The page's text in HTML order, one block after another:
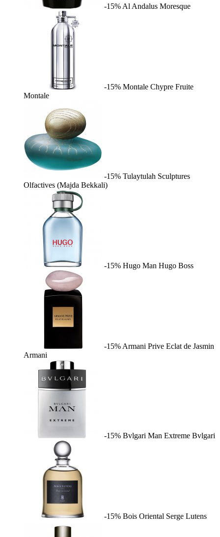
-15% Al Andalus Moresque
-15% Montale Chypre Fruite
Montale
-15% Tulaytulah Sculptures
Olfactives (Majda Bekkali)
-15% Hugo Man Hugo Boss
-15% Armani Prive Eclat de Jasmin
Armani
-15% Bvlgari Man Extreme Bvlgari
-15% Bois Oriental Serge Lutens